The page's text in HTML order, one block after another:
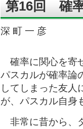
第16回 確
深 町 一 彦
確率に関心を寄
パスカルが確率論
してしまった友人
が、パスカル自身
非常に昔から、